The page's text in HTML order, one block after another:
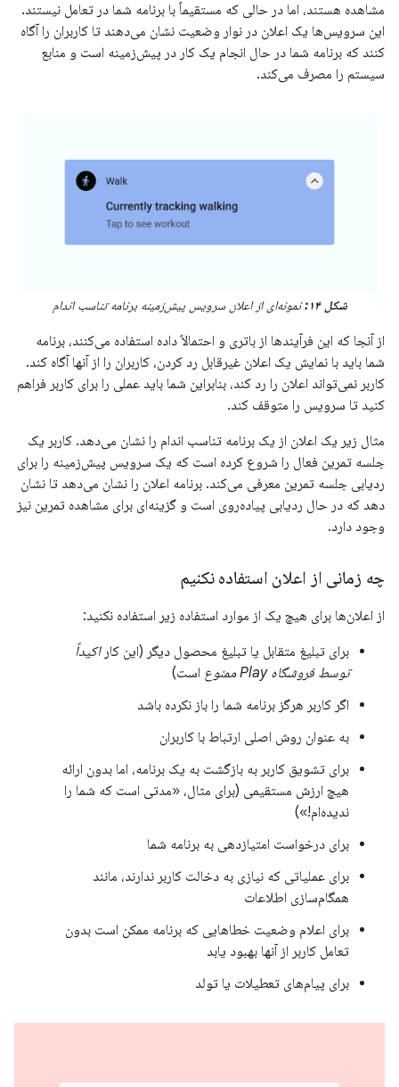
مشاهده هستند، اما در حالی که مستقیماً با برنامه شما در تعامل نیستند.
این سرویس‌ها یک اعلان در نوار وضعیت نشان می‌دهند تا کاربران را آگاه
کنند که برنامه شما در حال انجام یک کار در پیش‌زمینه است و منابع
سیستم را مصرف می‌کند.
شکل ۱۴: نمونه‌ای از اعلان سرویس پیش‌زمینه برنامه تناسب اندام
از آنجا که این فرآیندها از باتری و احتمالاً داده استفاده می‌کنند، برنامه
شما باید با نمایش یک اعلان غیرقابل رد کردن، کاربران را از آنها آگاه کند.
کاربر نمی‌تواند اعلان را رد کند، بنابراین شما باید عملی را برای کاربر فراهم
کنید تا سرویس را متوقف کند.
مثال زیر یک اعلان از یک برنامه تناسب اندام را نشان می‌دهد. کاربر یک
جلسه تمرین فعال را شروع کرده است که یک سرویس پیش‌زمینه را برای
ردیابی جلسه تمرین معرفی می‌کند. برنامه اعلان را نشان می‌دهد تا نشان
دهد که در حال ردیابی پیاده‌روی است و گزینه‌ای برای مشاهده تمرین نیز
وجود دارد.
چه زمانی از اعلان استفاده نکنیم
از اعلان‌ها برای هیچ یک از موارد استفاده زیر استفاده نکنید:
برای تبلیغ متقابل یا تبلیغ محصول دیگر (این کاراکیداً
توسط فروشگاه Play ممنوع
است)
اگر کاربر هرگز برنامه شما را باز نکرده باشد
به عنوان روش اصلی ارتباط با کاربران
برای تشویق کاربر به بازگشت به یک برنامه، اما بدون ارائه
هیچ ارزش مستقیمی (برای مثال، «مدتی است که شما را
ندیده‌ام!»)
برای درخواست امتیازدهی به برنامه شما
برای عملیاتی که نیازی به دخالت کاربر ندارند، مانند
همگام‌سازی اطلاعات
برای اعلام وضعیت خطاهایی که برنامه ممکن است بدون
تعامل کاربر از آنها بهبود یابد
برای پیام‌های تعطیلات یا تولد